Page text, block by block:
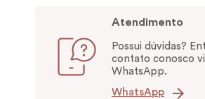
Atendimento
Possui dúvidas?
contato conosco
WhatsApp.
WhatsApp